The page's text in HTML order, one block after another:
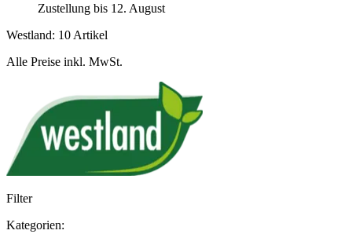
Zustellung bis 12. August
Westland: 10 Artikel
Alle Preise inkl. MwSt.
Filter
Kategorien: